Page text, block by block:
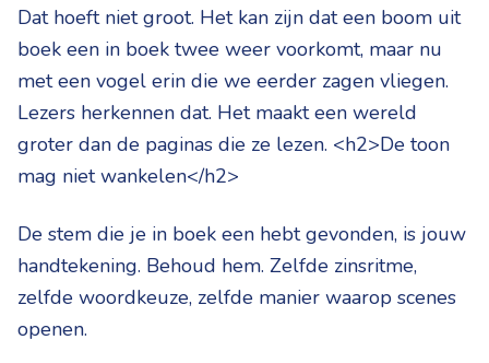
Dat hoeft niet groot. Het kan zijn dat een boom uit
boek een in boek twee weer voorkomt, maar nu
met een vogel erin die we eerder zagen vliegen.
Lezers herkennen dat. Het maakt een wereld
groter dan de paginas die ze lezen. <h2>De toon
mag niet wankelen</h2>
De stem die je in boek een hebt gevonden, is jouw
handtekening. Behoud hem. Zelfde zinsritme,
zelfde woordkeuze, zelfde manier waarop scenes
openen.